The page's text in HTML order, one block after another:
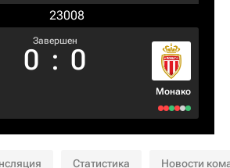
23008
Завершен
0 : 0
Монако
Статистика Новости